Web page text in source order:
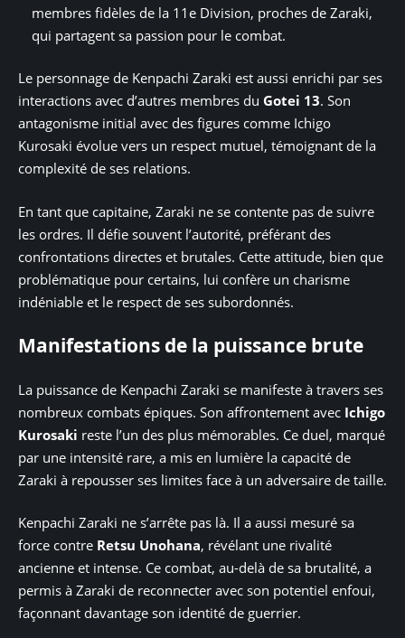
membres fidèles de la 11e Division, proches de Zaraki,
qui partagent sa passion pour le combat.
Le personnage de Kenpachi Zaraki est aussi enrichi par ses
interactions avec d’autres membres du Gotei 13. Son
antagonisme initial avec des figures comme Ichigo
Kurosaki évolue vers un respect mutuel, témoignant de la
complexité de ses relations.
En tant que capitaine, Zaraki ne se contente pas de suivre
les ordres. Il défie souvent l’autorité, préférant des
confrontations directes et brutales. Cette attitude, bien que
problématique pour certains, lui confère un charisme
indéniable et le respect de ses subordonnés.
Manifestations de la puissance brute
La puissance de Kenpachi Zaraki se manifeste à travers ses
nombreux combats épiques. Son affrontement avec Ichigo
Kurosaki reste l’un des plus mémorables. Ce duel, marqué
par une intensité rare, a mis en lumière la capacité de
Zaraki à repousser ses limites face à un adversaire de taille.
Kenpachi Zaraki ne s’arrête pas là. Il a aussi mesuré sa
force contre Retsu Unohana, révélant une rivalité
ancienne et intense. Ce combat, au-delà de sa brutalité, a
permis à Zaraki de reconnecter avec son potentiel enfoui,
façonnant davantage son identité de guerrier.